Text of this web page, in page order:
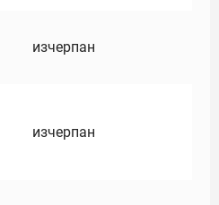
изчерпан
изчерпан